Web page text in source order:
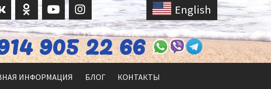
English
905 22 66
ИНФОРМАЦИЯ БЛОГ КОНТАКТЫ